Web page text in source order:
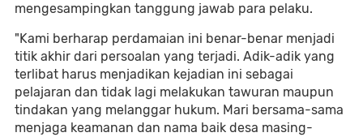
mengesampingkan tanggung jawab para pelaku.
"Kami berharap perdamaian ini benar-benar menjadi
titik akhir dari persoalan yang terjadi. Adik-adik yang
terlibat harus menjadikan kejadian ini sebagai
pelajaran dan tidak lagi melakukan tawuran maupun
tindakan yang melanggar hukum. Mari bersama-sama
menjaga keamanan dan nama baik desa masing-